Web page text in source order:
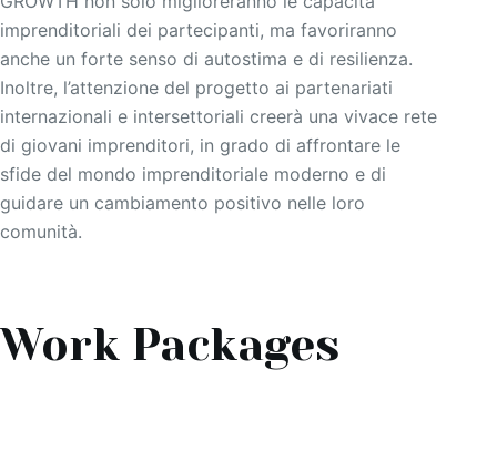
imprenditoriali dei partecipanti, ma favoriranno
anche un forte senso di autostima e di resilienza.
Inoltre, l’attenzione del progetto ai partenariati
internazionali e intersettoriali creerà una vivace rete
di giovani imprenditori, in grado di affrontare le
sfide del mondo imprenditoriale moderno e di
guidare un cambiamento positivo nelle loro
comunità.
Work Packages